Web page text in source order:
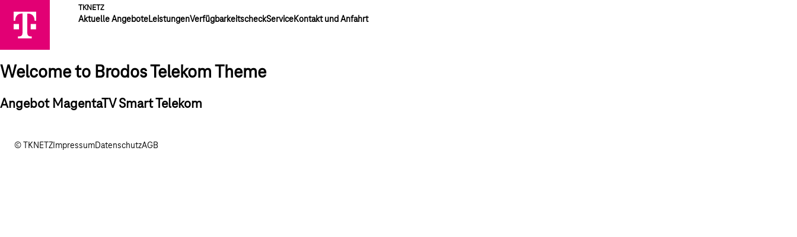
TKNETZ
Aktuelle AngeboteLeistungenVerfügbarkeitscheckServiceKontakt und Anfahrt
Welcome to Brodos Telekom Theme
Angebot MagentaTV Smart Telekom
© TKNETZ ImpressumDatenschutzAGB